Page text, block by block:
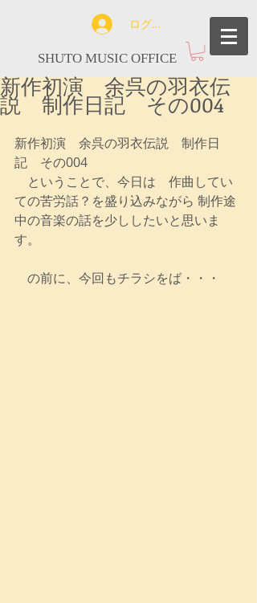
ログイン
SHUTO MUSIC OFFICE
新作初演 余呉の羽衣伝
説 制作日記 その004
新作初演　余呉の羽衣伝説　制作日
記　その004
ということで、今日は　作曲してい
ての苦労話？を盛り込みながら 制作途
中の音楽の話を少ししたいと思いま
す。
の前に、今回もチラシをば・・・